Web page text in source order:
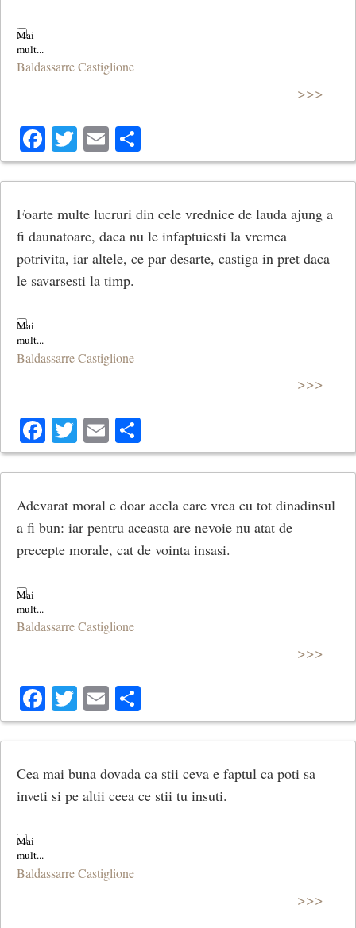
Baldassarre Castiglione
>>>
Facebook
Twitter
Email
Foarte multe lucruri din cele vrednice de lauda ajung a
fi daunatoare, daca nu le infaptuiesti la vremea
potrivita, iar altele, ce par desarte, castiga in pret daca
le savarsesti la timp.
Baldassarre Castiglione
>>>
Facebook
Twitter
Email
Adevarat moral e doar acela care vrea cu tot dinadinsul
a fi bun: iar pentru aceasta are nevoie nu atat de
precepte morale, cat de vointa insasi.
Baldassarre Castiglione
>>>
Facebook
Twitter
Email
Cea mai buna dovada ca stii ceva e faptul ca poti sa
inveti si pe altii ceea ce stii tu insuti.
Baldassarre Castiglione
>>>